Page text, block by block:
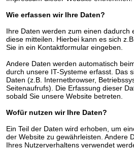
Wie erfassen wir Ihre Daten?
Ihre Daten werden zum einen dadurch
diese mitteilen. Hierbei kann es sich
Sie in ein Kontaktformular eingeben.
Andere Daten werden automatisch
durch unsere IT-Systeme erfasst. Das
Daten (z.B. Internetbrowser,
Seitenaufrufs). Die Erfassung dieser
sobald Sie unsere Website betreten.
Wofür nutzen wir Ihre Daten?
Ein Teil der Daten wird erhoben, um
der Website zu gewährleisten. Andere
Ihres Nutzerverhaltens verwendet